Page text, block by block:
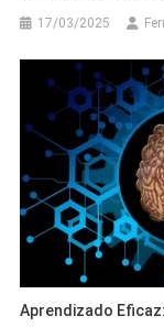
17/03/2025
Aprendizado